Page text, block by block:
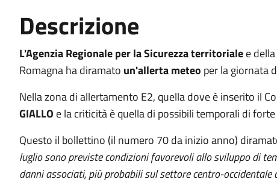
Descrizione
L'Agenzia Regionale per la Sicurezza territorialee della
Romagna ha diramato un'allerta meteo per la giornata
Nella zona di allertamento E2, quella dove è inserito il
GIALLO e la criticità è quella di possibili temporali di
Questo il bollettino (il numero 70 da inizio anno)
luglio sono previste condizioni favorevoli allo sviluppo di
danni associati, più probabili sul settore centro-occidentale